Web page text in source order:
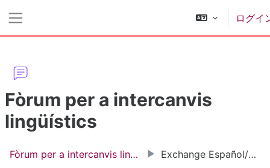
ログイ
Fòrum per a intercanvis
lingüístics
Fòrum per a intercanvis lingüístics Exchange Español/English